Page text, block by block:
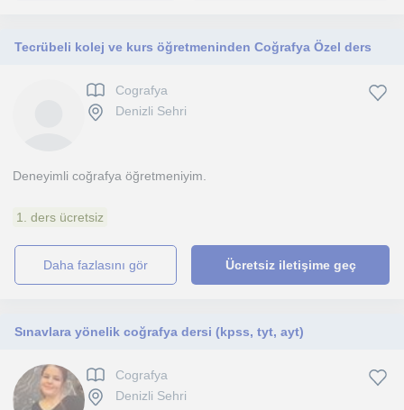
Tecrübeli kolej ve kurs öğretmeninden Coğrafya Özel ders
Cografya
Denizli Sehri
Deneyimli coğrafya öğretmeniyim.
1. ders ücretsiz
daha fazlasını gör Ücretsiz iletişime geç
Sınavlara yönelik coğrafya dersi (kpss, tyt, ayt)
Cografya
Denizli Sehri